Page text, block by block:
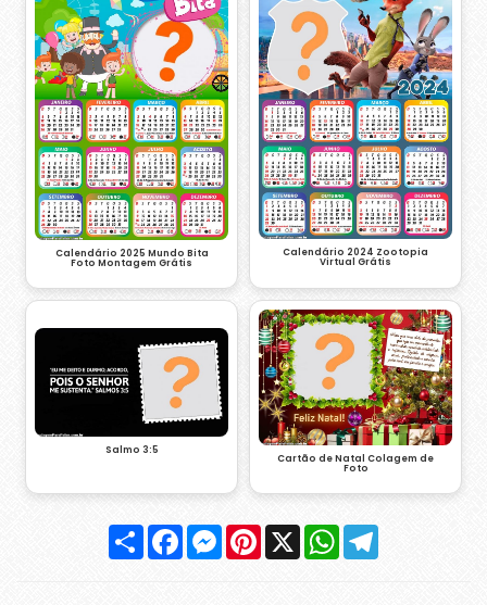
Calendário 2025 Mundo Bita
Foto Montagem Grátis
Calendário 2024 Zootopia
Virtual Grátis
Salmo 3:5
Cartão de Natal Colagem de
Foto
Compartilhar
FacebookMessenger
Pinterest
X WhatsApp